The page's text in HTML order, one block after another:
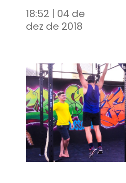
18:52 | 04 de
dez de 2018